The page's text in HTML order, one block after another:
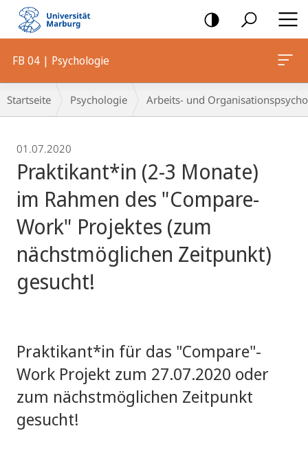
Mobile-
Navigation
FB 04 | Psychologie
Breadcrumb-
Navigation
Startseite Psychologie Arbeits- und
01.07.2020
Praktikant*in (2-3 Monate)
im Rahmen des "Compare-
Work" Projektes (zum
nächstmöglichen Zeitpunkt)
gesucht!
Praktikant*in für das "Compare"-
Work Projekt zum 27.07.2020 oder
zum nächstmöglichen Zeitpunkt
gesucht!